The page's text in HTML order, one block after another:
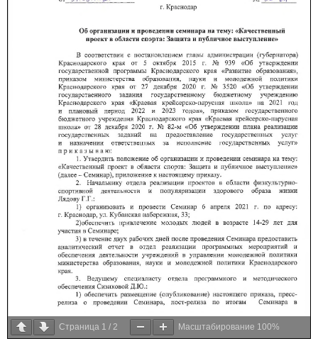
Страница 1 / 2 Масштабирование 100%